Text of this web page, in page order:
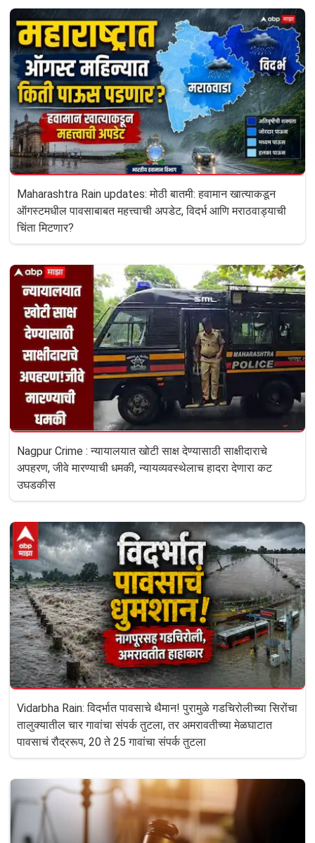
Maharashtra Rain updates: मोठी बातमी: हवामान खात्याकडून
ऑगस्टमधील पावसाबाबत महत्त्वाची अपडेट, विदर्भ आणि मराठवाड्याची
चिंता मिटणार?
Nagpur Crime : न्यायालयात खोटी साक्ष देण्यासाठी साक्षीदाराचे
अपहरण, जीवे मारण्याची धमकी, न्यायव्यवस्थेलाच हादरा देणारा कट
उघडकीस
Vidarbha Rain: विदर्भात पावसाचे थैमान! पुरामुळे गडचिरोलीच्या सिरोंचा
तालुक्यातील चार गावांचा संपर्क तुटला, तर अमरावतीच्या मेळघाटात
पावसाचं रौद्ररूप, 20 ते 25 गावांचा संपर्क तुटला